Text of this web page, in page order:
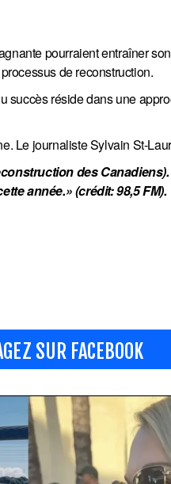
pourraient entraîner
de reconstruction.
réside dans une
Le journaliste Sylvain St-
des
année.» (crédit: 98,5 FM).
SUR FACEBOOK